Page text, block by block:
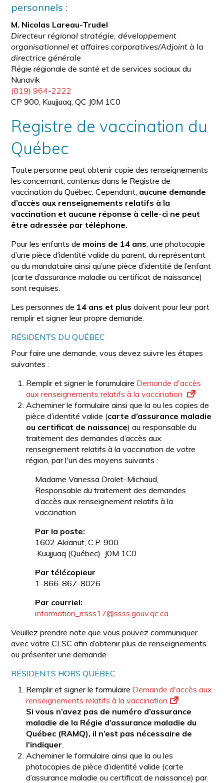
personnels :
M. Nicolas Lareau-Trudel
Directeur régional stratégie, développement
organisationnel et affaires corporatives/Adjoint à la
directrice générale
Régie régionale de santé et de services sociaux du
Nunavik
(819) 964-2222
CP 900, Kuujjuaq, QC J0M 1C0
Registre de vaccination du
Québec
Toute personne peut obtenir copie des renseignements
les concernant, contenus dans le Registre de
vaccination du Québec. Cependant, aucune demande
d’accès aux renseignements relatifs à la
vaccination et aucune réponse à celle-ci ne peut
être adressée par téléphone.
Pour les enfants de moins de 14 ans, une photocopie
d’une pièce d’identité valide du parent, du représentant
ou du mandataire ainsi qu’une pièce d’identité de l’enfant
(carte d’assurance maladie ou certificat de naissance)
sont requises.
Les personnes de 14 ans et plus doivent pour leur part
remplir et signer leur propre demande.
RÉSIDENTS DU QUÉBEC
Pour faire une demande, vous devez suivre les étapes
suivantes :
Remplir et signer le forumulaire Demande d'accès
aux renseignements relatifs à la vaccination
Acheminer le formulaire ainsi que la ou les copies de
pièce d’identité valide (carte d’assurance maladie
ou certificat de naissance) au responsable du
traitement des demandes d’accès aux
renseignement relatifs à la vaccination de votre
région, par l'un des moyens suivants :
Madame Vanessa Drolet-Michaud,
Responsable du traitement des demandes
d’accès aux renseignement relatifs à la
vaccination
Par la poste:
1602 Akianut, C.P. 900
Kuujjuaq (Québec) J0M 1C0
Par télécopieur
1-866-867-8026
Par courriel:
information_rrsss17@ssss.gouv.qc.ca
Veuillez prendre note que vous pouvez communiquer
avec votre CLSC afin d’obtenir plus de renseignements
ou présenter une demande.
RÉSIDENTS HORS QUÉBEC
Remplir et signer le formulaire Demande d'accès aux
renseignements relatifs à la vaccination
Si vous n’avez pas de numéro d’assurance
maladie de la Régie d’assurance maladie du
Québec (RAMQ), il n’est pas nécessaire de
l’indiquer.
Acheminer le formulaire ainsi que la ou les
photocopies de pièce d’identité valide (carte
d’assurance maladie ou certificat de naissance) par